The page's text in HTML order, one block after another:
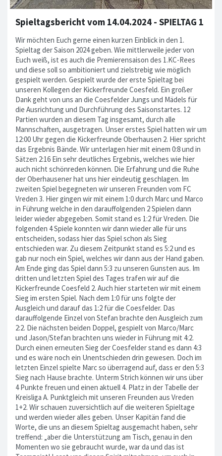
Spieltagsbericht vom 14.04.2024 - SPIELTAG 1
Wir möchten Euch gerne einen kurzen Einblick in den 1.
Spieltag der Saison 2024 geben. Wie mittlerweile jeder von
Euch weiß, ist es auch die Premierensaison des 1.KC-Rees
und diese soll so ambitioniert und zielstrebig wie möglich
gespielt werden. Gespielt wurde der erste Spieltag bei
unseren Kollegen der Kickerfreunde Coesfeld. Ein großer
Dank geht von uns an die Coesfelder Jungs und Mädels für
die Ausrichtung und Durchführung des Saisonstartes. 12
Partien wurden an diesem Tag insgesamt, durch alle
Mannschaften, ausgetragen. Unser erstes Spiel hatten wir um
12:00 Uhr gegen die Kickerfreunde Oberhausen 2. Hier spricht
das Ergebnis Bände. Wir unterlagen hier mit einem 0:8 und in
Sätzen 2:16 Ein sehr deutliches Ergebnis, welches wie hier
auch nicht schönreden können. Die Erfahrung und die Ruhe
der Oberhausener hat uns hier eindeutig geschlagen. Im
zweiten Spiel begegneten wir unseren Freunden vom FC
Vreden 3. Hier gingen wir mit einem 1:0 durch Marc und Marco
in Führung welche in den darauffolgenden 2 Spielen dann
leider wieder abgegeben. Somit stand es 1:2 für Vreden. Die
folgenden 4 Spiele konnten wir dann wieder alle für uns
entscheiden, sodass hier das Spiel schon als Sieg
entschieden war. Zu diesem Zeitpunkt stand es 5:2 und es
gab nur noch ein Spiel, welches wir dann aus der Hand gaben.
Am Ende ging das Spiel dann 5:3 zu unseren Gunsten aus. Im
dritten und letzten Spiel des Tages trafen wir auf die
Kickerfreunde Coesfeld 2. Auch hier starteten wir mit einem
Sieg im ersten Spiel. Nach dem 1:0 für uns folgte der
Ausgleich und darauf das 1:2 für die Coesfelder. Das
darauffolgende Einzel von Stefan brachte den Ausgleich zum
2:2. Die nächsten beiden Doppel, gespielt von Marco/Marc
und Jason/Stefan brachten uns wieder in Führung mit 4:2.
Durch einen erneuten Sieg der Coesfelder stand es dann 4:3
und es wäre noch ein Unentschieden drin gewesen. Doch im
letzten Einzel spielte Marc so überragend auf, dass er den 5:3
Sieg nach Hause brachte. Unterm Strich können wir uns über
4 Punkte freuen und einen aktuell 4. Platz in der Tabelle der
Kreisliga A. Punktgleich mit unseren Freunden aus Vreden
1+2. Wir schauen zuversichtlich auf die weiteren Spieltage
und werden wieder alles geben. Unser Kapitän fand die
Worte, die uns an diesem Spieltag ausgemacht haben, sehr
treffend: „aber die Unterstützung am Tisch, genau in den
Momenten wo sie gebraucht wurde, war da und das ist